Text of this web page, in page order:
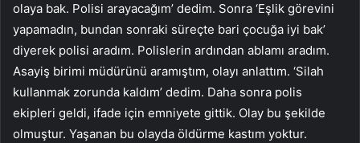
olaya bak. Polisi arayacağım’ dedim. Sonra ‘Eşlik görevini
yapamadın, bundan sonraki süreçte bari çocuğa iyi bak’
diyerek polisi aradım. Polislerin ardından ablamı aradım.
Asayiş birimi müdürünü aramıştım, olayı anlattım. ‘Silah
kullanmak zorunda kaldım’ dedim. Daha sonra polis
ekipleri geldi, ifade için emniyete gittik. Olay bu şekilde
olmuştur. Yaşanan bu olayda öldürme kastım yoktur.